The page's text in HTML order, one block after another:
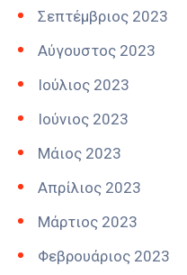
Σεπτέμβριος 2023
Αύγουστος 2023
Ιούλιος 2023
Ιούνιος 2023
Μάιος 2023
Απρίλιος 2023
Μάρτιος 2023
Φεβρουάριος 2023